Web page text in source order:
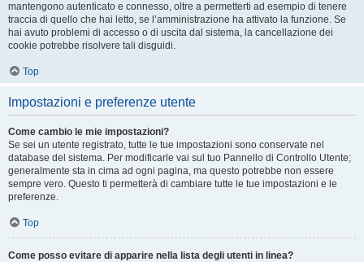
mantengono autenticato e connesso, oltre a permetterti ad esempio di tenere
traccia di quello che hai letto, se l’amministrazione ha attivato la funzione. Se
hai avuto problemi di accesso o di uscita dal sistema, la cancellazione dei
cookie potrebbe risolvere tali disguidi.
Top
Impostazioni e preferenze utente
Come cambio le mie impostazioni?
Se sei un utente registrato, tutte le tue impostazioni sono conservate nel
database del sistema. Per modificarle vai sul tuo Pannello di Controllo Utente;
generalmente sta in cima ad ogni pagina, ma questo potrebbe non essere
sempre vero. Questo ti permetterà di cambiare tutte le tue impostazioni e le
preferenze.
Top
Come posso evitare di apparire nella lista degli utenti in linea?